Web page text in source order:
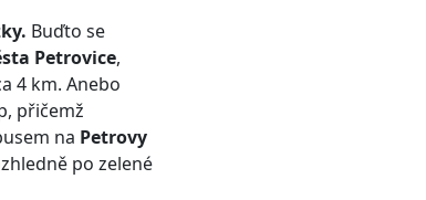
Buďto se
Petrovice,
4 km. Anebo
přičemž
na Petrovy
po zelené